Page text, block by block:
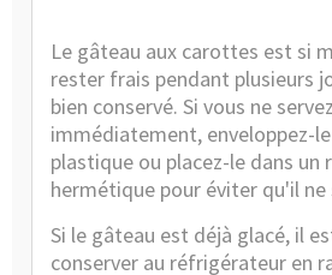
Le gâteau aux carottes est si
rester frais pendant plusieurs
bien conservé. Si vous ne
immédiatement, enveloppez-
plastique ou placez-le dans un
hermétique pour éviter qu'il ne
Si le gâteau est déjà glacé, il
conserver au réfrigérateur en